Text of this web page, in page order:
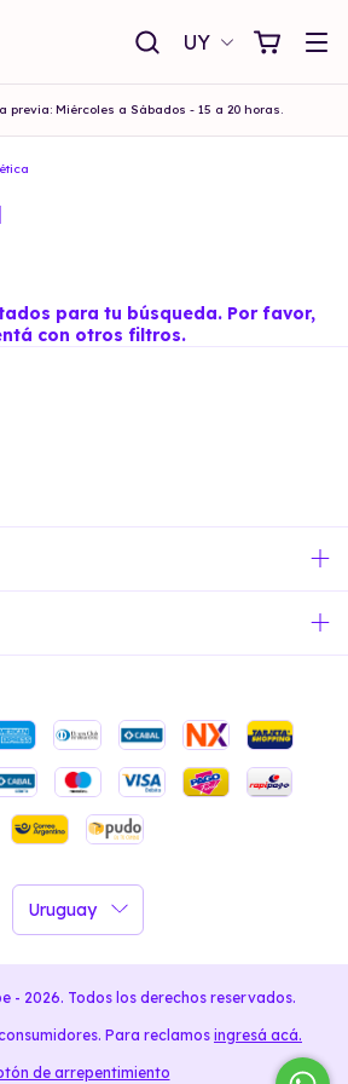
UY
previa: Miércoles a Sábados - 15 a 20 horas.
para tu búsqueda. Por favor,
con otros filtros.
- 2026. Todos los derechos reservados.
Para reclamos ingresá acá.
de arrepentimiento